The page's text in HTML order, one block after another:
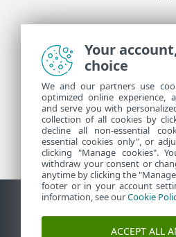
Contacter l'assistance
Plus
Actualités de
Avis
Signaler les vulnérabilités
Your
choice
We and our partners use
optimized online experience,
and serve you with
collection of all cookies by
decline all non-essential
essential cookies only", or
clicking "Manage cookies".
withdraw your consent or
anytime by clicking the
footer or in your account
information, see ourCookie
ACCEPT ALL